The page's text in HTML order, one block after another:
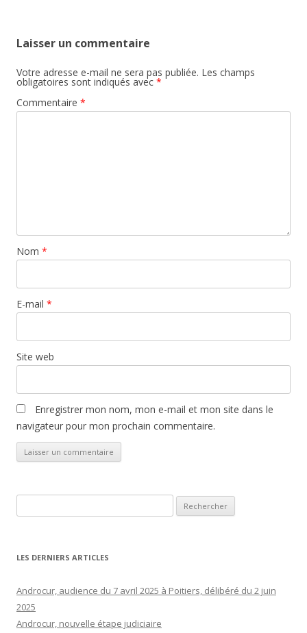
Laisser un commentaire
Votre adresse e-mail ne sera pas publiée. Les champs
obligatoires sont indiqués avec *
Commentaire *
Nom *
E-mail *
Site web
Enregistrer mon nom, mon e-mail et mon site dans le
navigateur pour mon prochain commentaire.
LES DERNIERS ARTICLES
Androcur, audience du 7 avril 2025 à Poitiers, délibéré du 2 juin
2025
Androcur, nouvelle étape judiciaire